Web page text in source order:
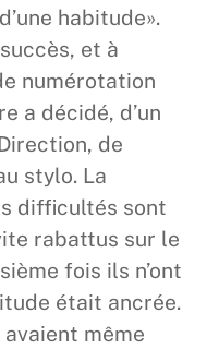
habitude».
et à
numérotation
a décidé, d’un
de
stylo. La
difficultés sont
rabattus sur le
fois ils n’ont
était ancrée.
même